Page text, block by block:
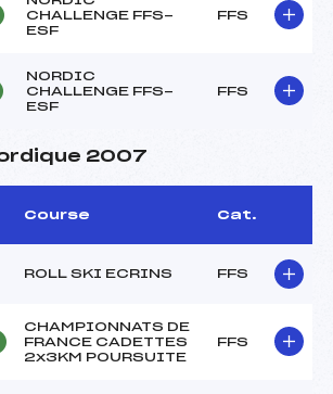
CHALLENGE FFS-
ESF
FFS
NORDIC
CHALLENGE FFS-
ESF
FFS
2007
Course Cat.
ROLL SKI ECRINS FFS
CHAMPIONNATS DE
FRANCE CADETTES
2x3KM POURSUITE
FFS